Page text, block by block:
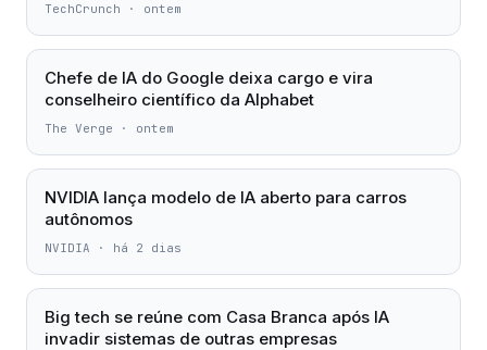
TechCrunch · ontem
Chefe de IA do Google deixa cargo e vira
conselheiro científico da Alphabet
The Verge · ontem
NVIDIA lança modelo de IA aberto para carros
autônomos
NVIDIA · há 2 dias
Big tech se reúne com Casa Branca após IA
invadir sistemas de outras empresas